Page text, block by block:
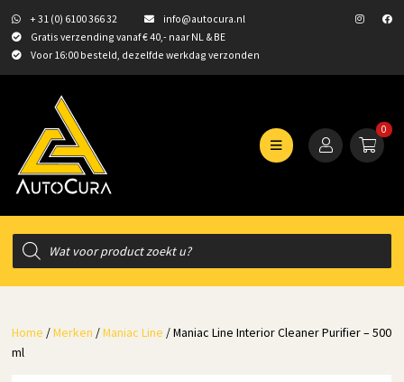
+ 31 (0) 6100 366 32
info@autocura.nl
Gratis verzending vanaf € 40,- naar NL & BE
Voor 16:00 besteld, dezelfde werkdag verzonden
0
Producten
zoeken
Home /Merken /Maniac Line / Maniac Line Interior Cleaner Purifier – 500
ml